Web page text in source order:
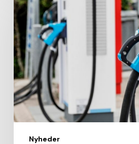
Nyheder
nye
ladeparker
til
el-
lastbiler
på
vej